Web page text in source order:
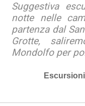
Suggestiva
notte nelle
partenza dal
Grotte,
Mondolfo per
Escursioni